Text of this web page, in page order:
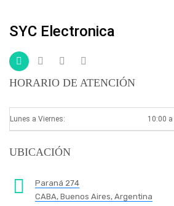
SYC Electronica
HORARIO DE ATENCIÓN
Lunes a Viernes: 10:00
UBICACIÓN
Paraná 274
CABA, Buenos Aires, Argentina